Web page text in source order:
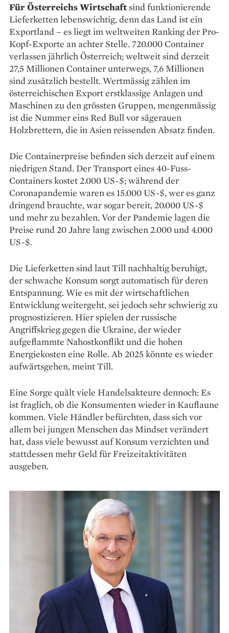
Für Österreichs Wirtschaftsind funktionierende
Lieferketten lebenswichtig, denn das Land ist ein
Exportland – es liegt im weltweiten Ranking der Pro-
Kopf-Exporte an achter Stelle. 720.000 Container
verlassen jährlich Österreich; ­weltweit sind derzeit
27,5 Millionen Container unterwegs, 7,6 Millionen
sind zusätzlich bestellt. Wertmässig zählen im
österreichischen Export erstklassige Anlagen und
Maschinen zu den grössten Gruppen, mengenmässig
ist die Nummer eins Red Bull vor sägerauen
Holzbrettern, die in Asien reissenden Absatz finden.
Die Containerpreise befinden sich derzeit auf einem
niedrigen Stand. Der Transport eines 40-Fuss-
Containers kostet 2.000 US-$; wäh­rend der
Coronapandemie waren es 15.000 US-$, wer es ganz
dringend brauchte, war sogar bereit, 20.000 US-$
und mehr zu bezahlen. Vor der Pandemie lagen die
Preise rund 20 Jahre lang zwischen 2.000 und 4.000
US-$.
Die Lieferketten sind laut Till nachhaltig beruhigt,
der schwache Konsum sorgt automatisch für deren
Entspannung. Wie es mit der wirt­schaftlichen
Entwicklung weitergeht, sei jedoch sehr schwierig zu
prognostizieren. Hier spielen der russische
Angriffskrieg gegen die Ukraine, der wieder
aufgeflammte Nahostkonflikt und die hohen
Energiekosten eine Rolle. Ab 2025 könnte es wieder
aufwärtsgehen, meint Till.
Eine Sorge quält viele Handelsakteure dennoch: Es
ist fraglich, ob die Konsumenten wieder in Kauflaune
kommen. Viele Händler befürchten, dass sich vor
allem bei jungen Menschen das Mindset verändert
hat, dass viele bewusst auf Konsum verzichten und
stattdessen mehr Geld für Freizeitaktivitäten
ausgeben.